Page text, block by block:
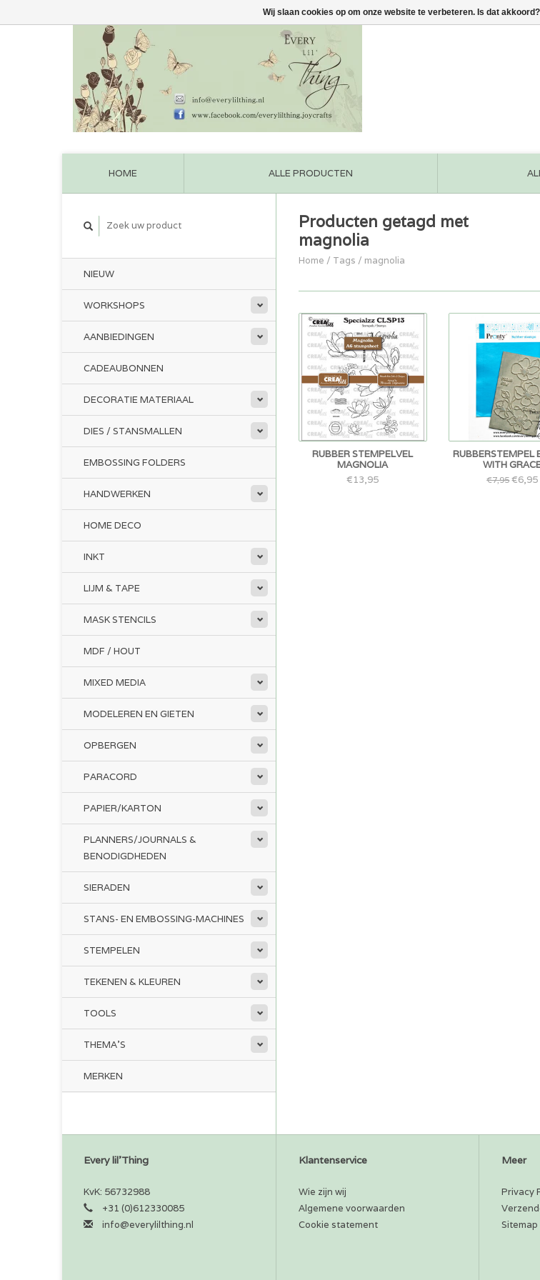
HOME ALLE PRODUCTEN
NIEUW
WORKSHOPS
AANBIEDINGEN
CADEAUBONNEN
DECORATIE MATERIAAL
DIES / STANSMALLEN
EMBOSSING FOLDERS
HANDWERKEN
HOME DECO
INKT
LIJM & TAPE
MASK STENCILS
MDF / HOUT
MIXED MEDIA
MODELEREN EN GIETEN
OPBERGEN
PARACORD
PAPIER/KARTON
PLANNERS/JOURNALS &
BENODIGDHEDEN
SIERADEN
STANS- EN EMBOSSING-MACHINES
STEMPELEN
TEKENEN & KLEUREN
TOOLS
THEMA'S
MERKEN
Producten getagd met
magnolia
Home / Tags / magnolia
RUBBER STEMPELVEL
MAGNOLIA
€13,95
RUBBERSTEMPEL
WITH
€7,95 €6,95
Every lil'Thing
KvK: 56732988
+31 (0)612330085
info@everylilthing.nl
Klantenservice
Wie zijn wij
Algemene voorwaarden
Cookie statement
Meer
Privacy
Sitemap
Wij slaan cookies op om onze website te verbeteren. Is dat akkoord?